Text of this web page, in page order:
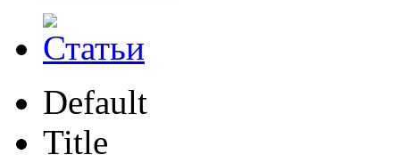
Default
Title